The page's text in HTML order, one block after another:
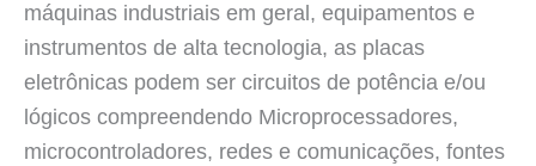
máquinas industriais em geral, equipamentos e
instrumentos de alta tecnologia, as placas
eletrônicas podem ser circuitos de potência e/ou
lógicos compreendendo Microprocessadores,
microcontroladores, redes e comunicações, fontes